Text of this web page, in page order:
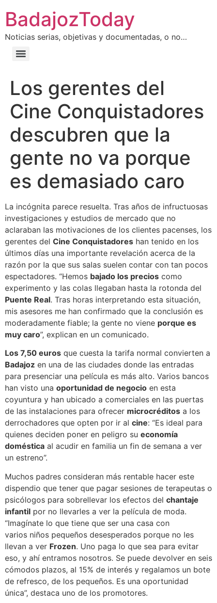
BadajozToday
Noticias serias, objetivas y documentadas, o no…
Los gerentes del
Cine Conquistadores
descubren que la
gente no va porque
es demasiado caro
La incógnita parece resuelta. Tras años de infructuosas
investigaciones y estudios de mercado que no
aclaraban las motivaciones de los clientes pacenses, los
gerentes del Cine Conquistadores han tenido en los
últimos días una importante revelación acerca de la
razón por la que sus salas suelen contar con tan pocos
espectadores. “Hemos bajado los precios como
experimento y las colas llegaban hasta la rotonda del
Puente Real. Tras horas interpretando esta situación,
mis asesores me han confirmado que la conclusión es
moderadamente fiable; la gente no viene porque es
muy caro”, explican en un comunicado.
Los 7,50 euros que cuesta la tarifa normal convierten a
Badajoz en una de las ciudades donde las entradas
para presenciar una película es más alto. Varios bancos
han visto una oportunidad de negocio en esta
coyuntura y han ubicado a comerciales en las puertas
de las instalaciones para ofrecer microcréditos a los
derrochadores que opten por ir al cine: “Es ideal para
quienes deciden poner en peligro su economía
doméstica al acudir en familia un fin de semana a ver
un estreno”.
Muchos padres consideran más rentable hacer este
dispendio que tener que pagar sesiones de terapeutas o
psicólogos para sobrellevar los efectos del chantaje
infantil por no llevarles a ver la película de moda.
“Imagínate lo que tiene que ser una casa con
varios niños pequeños desesperados porque no les
llevan a ver Frozen. Uno paga lo que sea para evitar
eso, y ahí entramos nosotros. Se puede devolver en seis
cómodos plazos, al 15% de interés y regalamos un bote
de refresco, de los pequeños. Es una oportunidad
única”, destaca uno de los promotores.